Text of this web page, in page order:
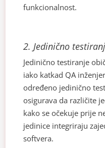
funkcionalnost.
2.Jedinično
Jedinično testiranje
iako katkad QA
određeno jedinično
osigurava da različite
kako se očekuje prije
jedinice integriraju
softvera.